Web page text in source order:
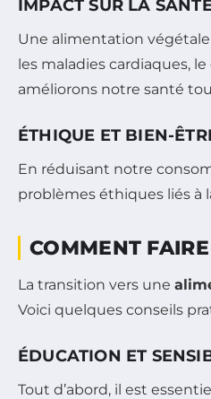
IMPACT SUR LA
Une alimentation
les maladies cardiaques,
améliorons notre santé
ÉTHIQUE ET BIEN-
En réduisant notre
problèmes éthiques liés à
COMMENT
La transition vers une
Voici quelques conseils
ÉDUCATION ET
Tout d’abord, il est